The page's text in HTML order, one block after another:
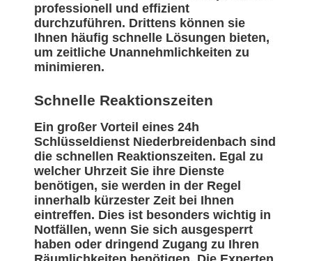
professionell und effizient
durchzuführen. Drittens können sie
Ihnen häufig schnelle Lösungen bieten,
um zeitliche Unannehmlichkeiten zu
minimieren.
Schnelle Reaktionszeiten
Ein großer Vorteil eines 24h
Schlüsseldienst Niederbreidenbach sind
die schnellen Reaktionszeiten. Egal zu
welcher Uhrzeit Sie ihre Dienste
benötigen, sie werden in der Regel
innerhalb kürzester Zeit bei Ihnen
eintreffen. Dies ist besonders wichtig in
Notfällen, wenn Sie sich ausgesperrt
haben oder dringend Zugang zu Ihren